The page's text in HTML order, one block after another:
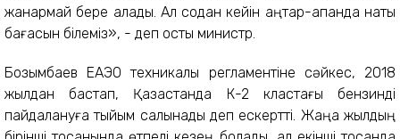
жанармай бере алады. Ал содан кейін қаңтар-ақпанда нақты
бағасын білеміз», - деп қосты министр.
Бозымбаев ЕАЭО техникалық регламентіне сәйкес, 2018
жылдан бастап, Қазақстанда К-2 кластағы бензинді
пайдалануға тыйым салынады деп ескертті. Жаңа жылдың